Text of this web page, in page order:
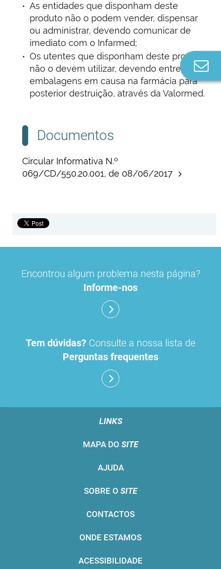
As entidades que disponham deste
produto não o podem vender, dispensar
ou administrar, devendo comunicar de
imediato com o Infarmed;
Os utentes que disponham deste produto
não o devem utilizar, devendo entregar as
embalagens em causa na farmácia para
posterior destruição, através da Valormed.
Documentos
Circular Informativa N.º
069/CD/550.20.001, de 08/06/2017
Encontrou algum problema nesta página?
Informe-nos
Tem dúvidas? Consulte a nossa lista de
Perguntas frequentes
LINKS
MAPA DO SITE
AJUDA
SOBRE O SITE
CONTACTOS
ONDE ESTAMOS
ACESSIBILIDADE